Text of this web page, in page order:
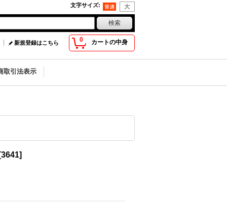
文字サイズ:
0 カートの中身
新規登録はこちら
取引法表示
3641]